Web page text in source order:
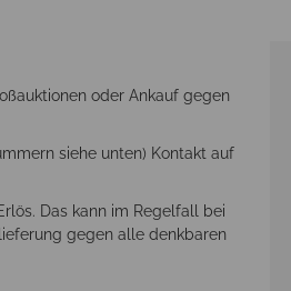
oder Ankauf gegen
siehe unten) Kontakt auf
Das kann im Regelfall bei
gegen alle denkbaren